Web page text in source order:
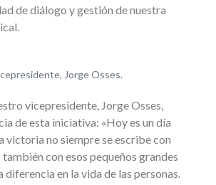
de diálogo y gestión de nuestra
Jorge Osses.
vicepresidente, Jorge Osses,
de esta iniciativa: «Hoy es un día
victoria no siempre se escribe con
con esos pequeños grandes
diferencia en la vida de las personas.